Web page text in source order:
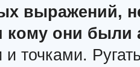
выражений,
кому они были
и точками.